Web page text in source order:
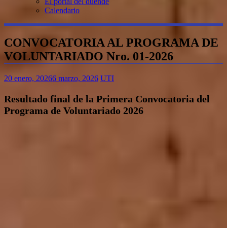
Calendario
CONVOCATORIA AL PROGRAMA DE
VOLUNTARIADO Nro. 01-2026
20 enero, 20266 marzo, 2026 UTI
Resultado final de la Primera Convocatoria del
Programa de Voluntariado 2026